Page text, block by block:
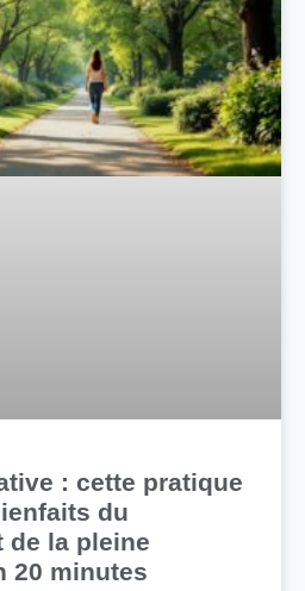
: cette pratique
du
de la pleine
20 minutes